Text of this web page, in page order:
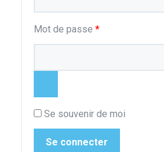
Mot de passe *Obligatoire
Se souvenir de moi
Se connecter